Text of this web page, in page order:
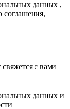
данных ,
соглашения,
с вами
данных и